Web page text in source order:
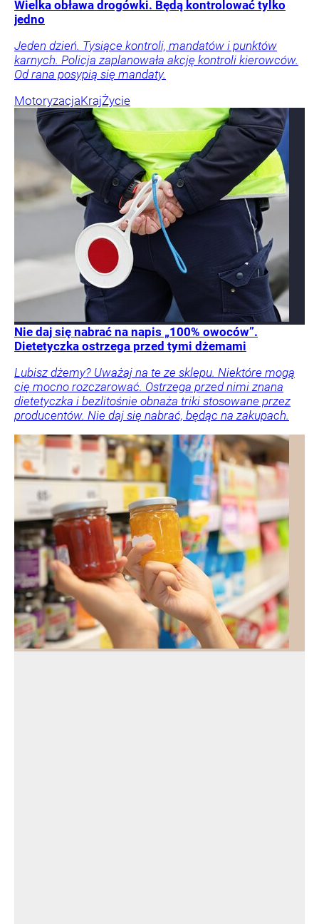
Wielka obława drogówki. Będą kontrolować tylko
jedno
Jeden dzień. Tysiące kontroli, mandatów i punktów
karnych. Policja zaplanowała akcję kontroli kierowców.
Od rana posypią się mandaty.
MotoryzacjaKrajŻycie
Nie daj się nabrać na napis „100% owoców”.
Dietetyczka ostrzega przed tymi dżemami
Lubisz dżemy? Uważaj na te ze sklepu. Niektóre mogą
cię mocno rozczarować. Ostrzega przed nimi znana
dietetyczka i bezlitośnie obnaża triki stosowane przez
producentów. Nie daj się nabrać, będąc na zakupach.